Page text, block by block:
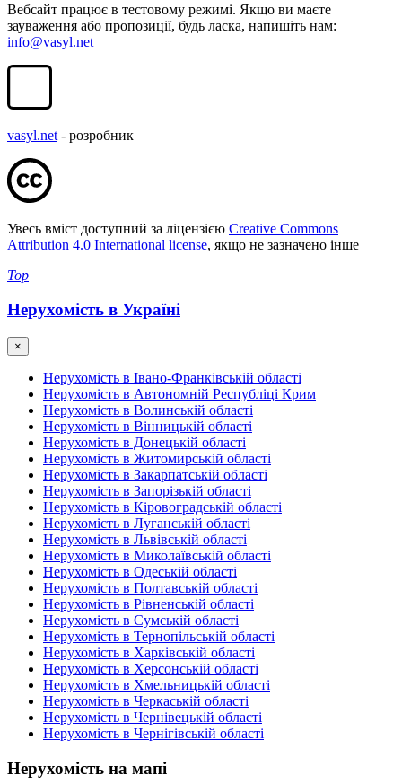
Вебсайт працює в тестовому режимі. Якщо ви маєте
зауваження або пропозиції, будь ласка, напишіть нам:
info@vasyl.net
vasyl.net - розробник
Увесь вміст доступний за ліцензією Creative Commons
Attribution 4.0 International license, якщо не зазначено інше
Top
Нерухомість в Україні
×
Нерухомість в Івано-Франківській області
Нерухомість в Автономній Республіці Крим
Нерухомість в Волинській області
Нерухомість в Вінницькій області
Нерухомість в Донецькій області
Нерухомість в Житомирській області
Нерухомість в Закарпатській області
Нерухомість в Запорізькій області
Нерухомість в Кіровоградській області
Нерухомість в Луганській області
Нерухомість в Львівській області
Нерухомість в Миколаївській області
Нерухомість в Одеській області
Нерухомість в Полтавській області
Нерухомість в Рівненській області
Нерухомість в Сумській області
Нерухомість в Тернопільській області
Нерухомість в Харківській області
Нерухомість в Херсонській області
Нерухомість в Хмельницькій області
Нерухомість в Черкаській області
Нерухомість в Чернівецькій області
Нерухомість в Чернігівській області
Нерухомість на мапі